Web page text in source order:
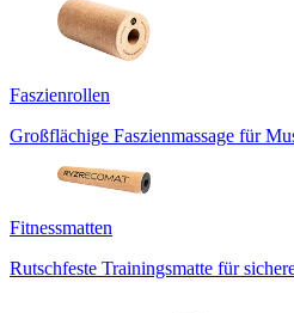
Faszienrollen
Großflächige Faszienmassage für
Fitnessmatten
Rutschfeste Trainingsmatte für